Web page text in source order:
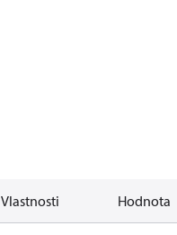
Vlastnosti Hodnota